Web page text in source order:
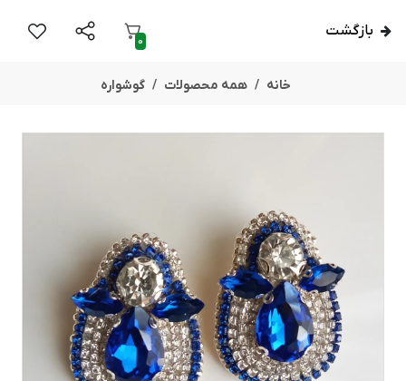
بازگشت
0
خانه همه محصولات گوشواره